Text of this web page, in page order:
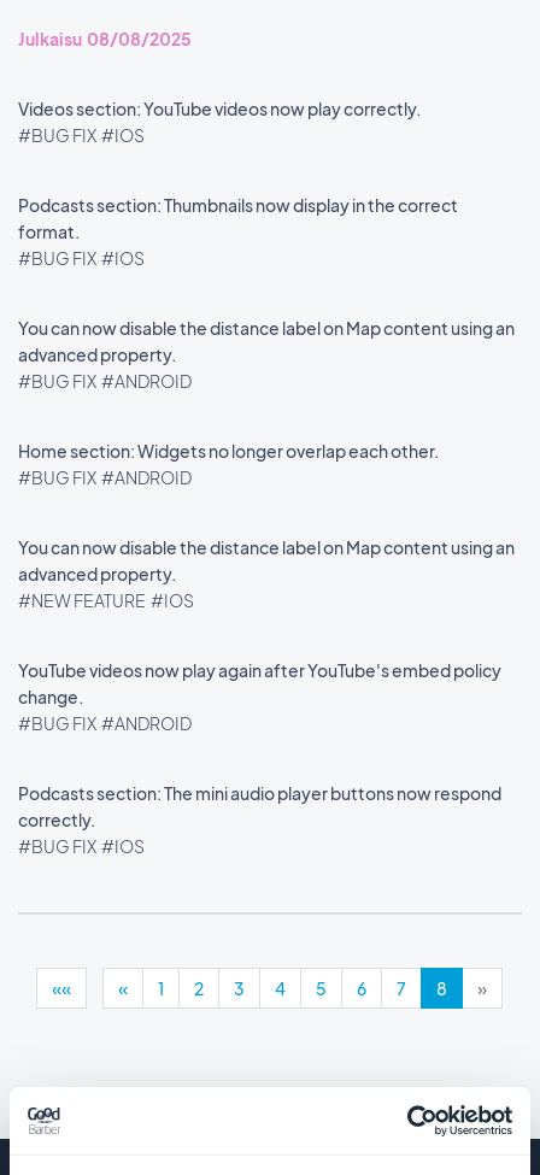
Julkaisu 08/08/2025
Videos section: YouTube videos now play correctly.
#BUG FIX #IOS
Podcasts section: Thumbnails now display in the correct
format.
#BUG FIX #IOS
You can now disable the distance label on Map content using an
advanced property.
#BUG FIX #ANDROID
Home section: Widgets no longer overlap each other.
#BUG FIX #ANDROID
You can now disable the distance label on Map content using an
advanced property.
#NEW FEATURE #IOS
YouTube videos now play again after YouTube's embed policy
change.
#BUG FIX #ANDROID
Podcasts section: The mini audio player buttons now respond
correctly.
#BUG FIX #IOS
«« « 1 2 3 4 5 6 7 8 »